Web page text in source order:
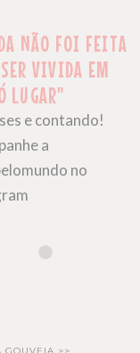
NÃO FOI FEITA
VIVIDA EM
LUGAR"
e contando!
a
no